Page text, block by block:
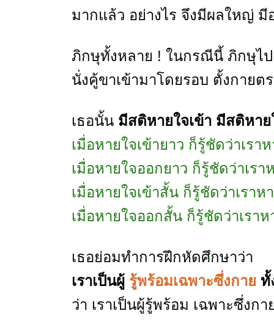
มากแล้ว อย่างไร จึงมีผลใหญ่
ภิกษุทั้งหลาย ! ในกรณีนี้ ภิกษุไป
นั่งคู้ขาเข้ามาโดยรอบ ตั้งกายต
เธอนั้น มีสติหายใจเข้า มีสติหาย
เมื่อหายใจเข้ายาว ก็รู้ชัดว่าเรา
เมื่อหายใจออกยาว ก็รู้ชัดว่าเรา
เมื่อหายใจเข้าสั้น ก็รู้ชัดว่าเราห
เมื่อหายใจออกสั้น ก็รู้ชัดว่าเรา
เธอย่อมทำการฝึกหัดศึกษาว่า
เราเป็นผู้ รู้พร้อมเฉพาะซึ่งกาย ทั้
ว่า เราเป็นผู้รู้พร้อม เฉพาะซึ่งก